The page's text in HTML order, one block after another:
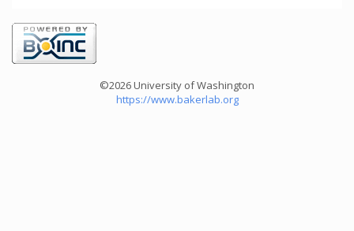
©2026 University of Washington
https://www.bakerlab.org